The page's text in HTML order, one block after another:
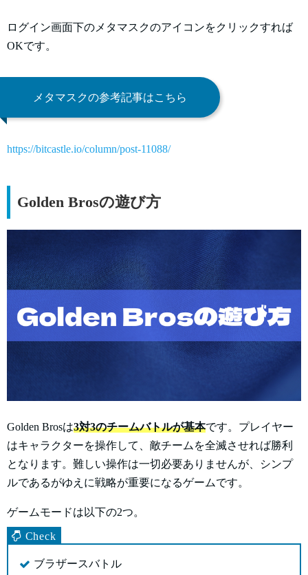
ログイン画面下のメタマスクのアイコンをクリックすれば
OKです。
メタマスクの参考記事はこちら
https://bitcastle.io/column/post-11088/
Golden Brosの遊び方
Golden Brosは3対3のチームバトルが基本です。プレイヤー
はキャラクターを操作して、敵チームを全滅させれば勝利
となります。難しい操作は一切必要ありませんが、シンプ
ルであるがゆえに戦略が重要になるゲームです。
ゲームモードは以下の2つ。
ブラザースバトル